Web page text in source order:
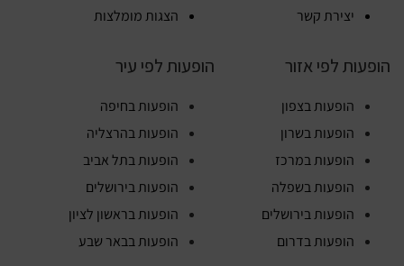
יצירת קשר
הצגות מומלצות
הופעות לפי אזור
הופעות בצפון
הופעות בשרון
הופעות במרכז
הופעות בשפלה
הופעות בירושלים
הופעות בדרום
הופעות לפי עיר
הופעות בחיפה
הופעות בהרצליה
הופעות בתל אביב
הופעות בירושלים
הופעות בראשון לציון
הופעות בבאר שבע